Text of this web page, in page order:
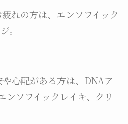
れの方は、エンソフイック
。
心配がある方は、DNAア
ンソフイックレイキ、クリ